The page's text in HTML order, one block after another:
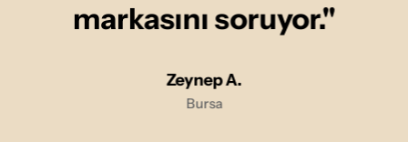
markasını soruyor."
Zeynep A.
Bursa